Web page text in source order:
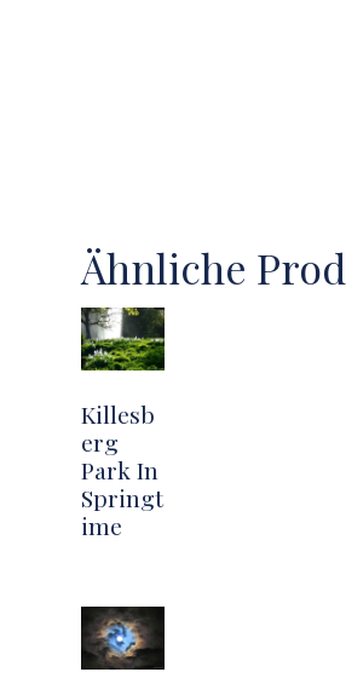
Ähnliche
Killesb
erg
Park In
Springt
ime